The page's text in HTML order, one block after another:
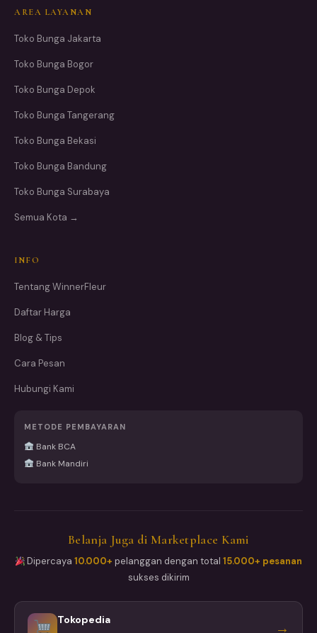
AREA LAYANAN
Toko Bunga Jakarta
Toko Bunga Bogor
Toko Bunga Depok
Toko Bunga Tangerang
Toko Bunga Bekasi
Toko Bunga Bandung
Toko Bunga Surabaya
Semua Kota →
INFO
Tentang WinnerFleur
Daftar Harga
Blog & Tips
Cara Pesan
Hubungi Kami
METODE PEMBAYARAN
Bank BCA
Bank Mandiri
Belanja Juga di Marketplace Kami
Dipercaya10.000+ pelanggan dengan total15.000+ pesanan
sukses dikirim
Tokopedia →